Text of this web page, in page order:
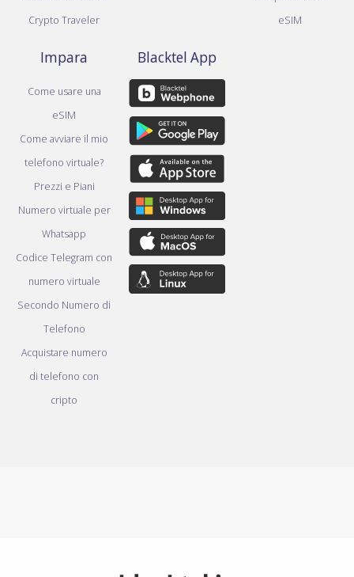
Crypto Traveler
eSIM
Impara
Come usare una
eSIM
Come avviare il mio
telefono virtuale?
Prezzi e Piani
Numero virtuale per
Whatsapp
Codice Telegram con
numero virtuale
Secondo Numero di
Telefono
Acquistare numero
di telefono con
cripto
Blacktel App